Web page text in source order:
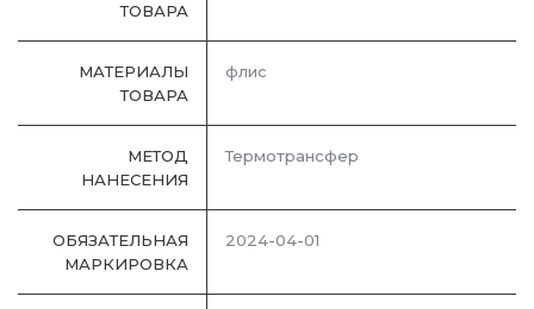
ТОВАРА
МАТЕРИАЛЫ
ТОВАРА
флис
МЕТОД
НАНЕСЕНИЯ
Термотрансфер
ОБЯЗАТЕЛЬНАЯ
МАРКИРОВКА
2024-04-01